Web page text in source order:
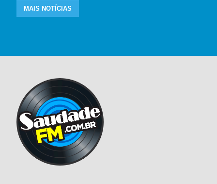
MAIS NOTÍCIAS